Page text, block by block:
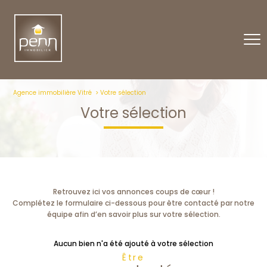
Agence immobilière Vitré Votre sélection
Votre sélection
Retrouvez ici vos annonces coups de cœur !
Complétez le formulaire ci-dessous pour être contacté par notre
équipe afin d’en savoir plus sur votre sélection.
Aucun bien n'a été ajouté à votre sélection
Être